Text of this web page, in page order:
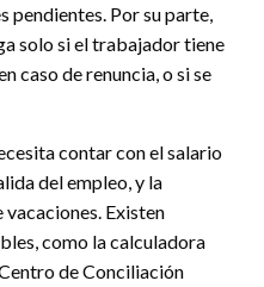
pendientes. Por su parte,
solo si el trabajador tiene
caso de renuncia, o si se
contar con el salario
del empleo, y la
Existen
como la calculadora
de Conciliación